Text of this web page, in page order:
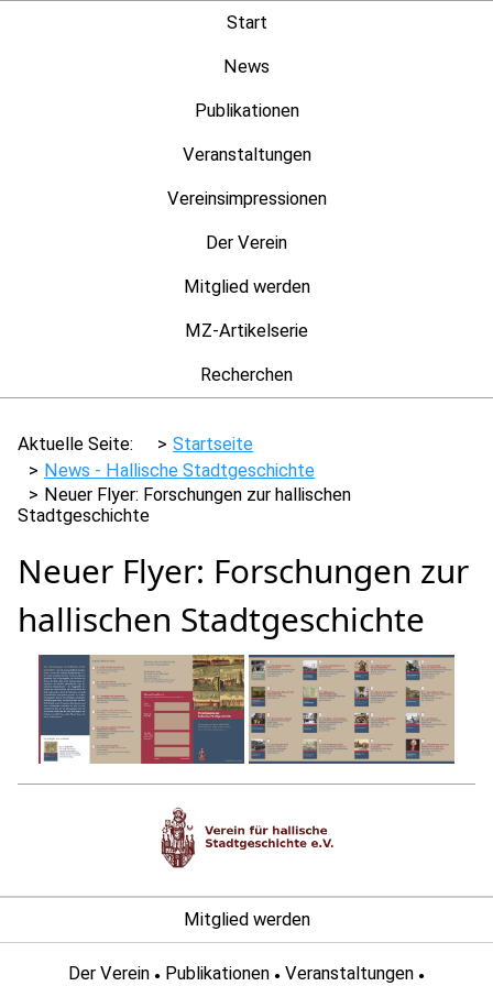
Start
News
Publikationen
Veranstaltungen
Vereinsimpressionen
Der Verein
Mitglied werden
MZ-Artikelserie
Recherchen
Aktuelle Seite:
Startseite
News - Hallische Stadtgeschichte
Neuer Flyer: Forschungen zur hallischen
Stadtgeschichte
Neuer Flyer: Forschungen zur
hallischen Stadtgeschichte
Mitglied werden
Der Verein ● Publikationen ● Veranstaltungen ●